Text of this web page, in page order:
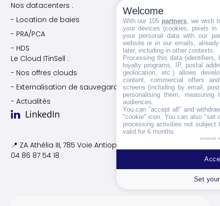
Nos datacenters :
- Location de baies
- PRA/PCA
- HDS
Le Cloud ITinSell :
- Nos offres clouds
- Externalisation de sauvegarde
- Actualités
LinkedIn
📍 ZA Athélia III, 785 Voie Antiope, 13600 La Ciotat
04 86 87 54 18
Welcome
With our 105 partners , we wish
your devices (cookies, pixels
your personal data with our
website or in our emails,
later, including in other contexts.
Processing this data (identifiers,
loyalty programs, IP, postal
geolocation, etc.) allows
content, commercial offers
screens (including by email,
personalising them, measuring
audiences.
You can "accept all" and
"cookie" icon . You can also "set
processing activities not subject
valid for 6 months.
powered
Set